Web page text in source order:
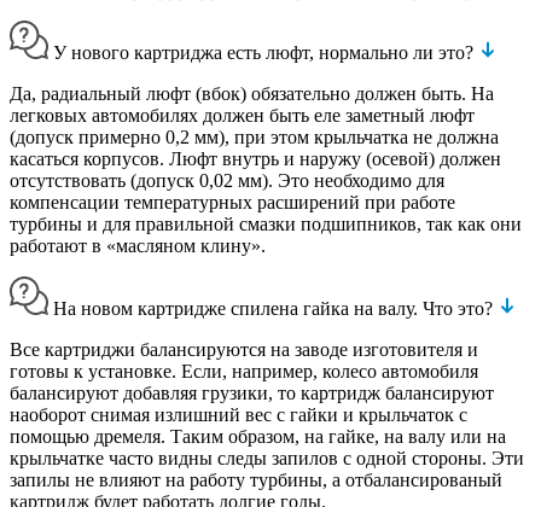
У нового картриджа есть люфт, нормально ли это?
Да, радиальный люфт (вбок) обязательно должен быть. На
легковых автомобилях должен быть еле заметный люфт
(допуск примерно 0,2 мм), при этом крыльчатка не должна
касаться корпусов. Люфт внутрь и наружу (осевой) должен
отсутствовать (допуск 0,02 мм). Это необходимо для
компенсации температурных расширений при работе
турбины и для правильной смазки подшипников, так как они
работают в «масляном клину».
На новом картридже спилена гайка на валу. Что это?
Все картриджи балансируются на заводе изготовителя и
готовы к установке. Если, например, колесо автомобиля
балансируют добавляя грузики, то картридж балансируют
наоборот снимая излишний вес с гайки и крыльчаток с
помощью дремеля. Таким образом, на гайке, на валу или на
крыльчатке часто видны следы запилов с одной стороны. Эти
запилы не влияют на работу турбины, а отбалансированый
картридж будет работать долгие годы.